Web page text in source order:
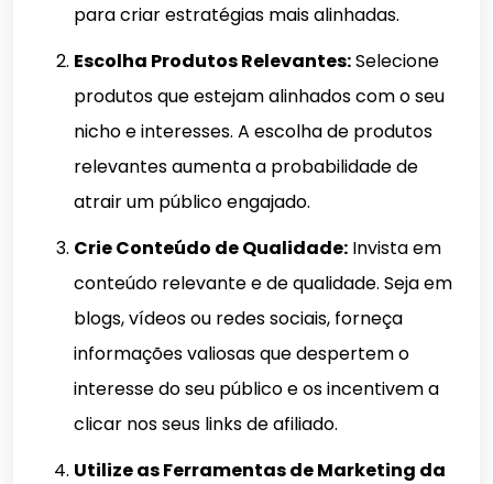
para criar estratégias mais alinhadas.
Escolha Produtos Relevantes:Selecione
produtos que estejam alinhados com o seu
nicho e interesses. A escolha de produtos
relevantes aumenta a probabilidade de
atrair um público engajado.
Crie Conteúdo de Qualidade: Invista em
conteúdo relevante e de qualidade. Seja em
blogs, vídeos ou redes sociais, forneça
informações valiosas que despertem o
interesse do seu público e os incentivem a
clicar nos seus links de afiliado.
Utilize as Ferramentas de Marketing da